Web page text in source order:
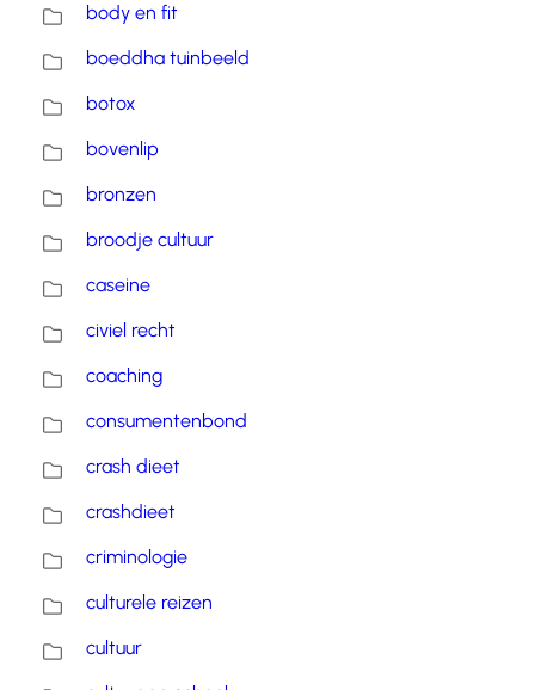
body en fit
boeddha tuinbeeld
botox
bovenlip
bronzen
broodje cultuur
caseine
civiel recht
coaching
consumentenbond
crash dieet
crashdieet
criminologie
culturele reizen
cultuur